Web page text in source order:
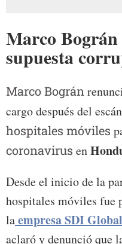
Marco Bográn
supuesta
Marco Bográn
cargo después del
hospitales móviles
coronavirus en
Desde el inicio de la
hospitales móviles fue
laempresa SDI
aclaró y denunció que